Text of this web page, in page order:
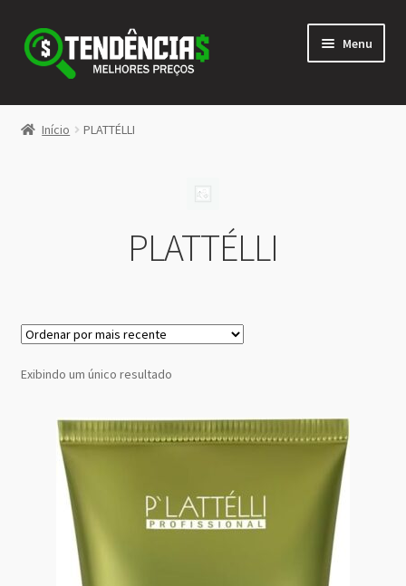
Pular
para
navegação
Pular
para
conteúdo
Menu
LOJA
Início PLATTÉLLI
PLATTÉLLI
Exibindo um único resultado